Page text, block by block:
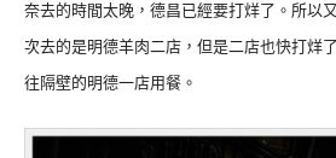
奈去的時間太晚，德昌已經要打烊了。所以
次去的是明德羊肉二店，但是二店也快打烊
往隔壁的明德一店用餐。